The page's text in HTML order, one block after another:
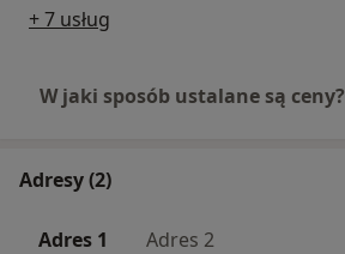
+ 7 usług
W jaki sposób ustalane są ceny?
Adresy (2)
Adres 1 Adres 2